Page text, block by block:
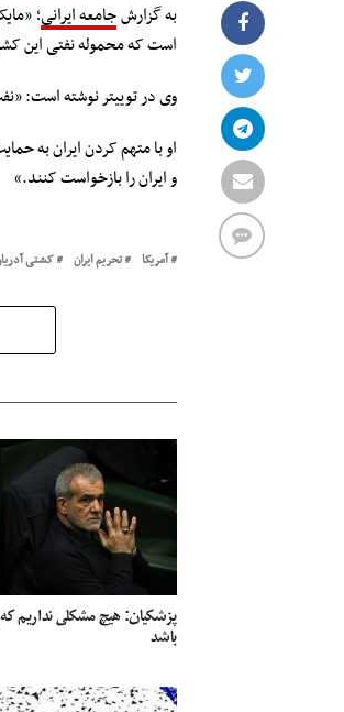
به گزارشجامعه ایرانی
است که محموله نفتی این
وی در توییتر نوشته است: «نفت آدریان دریا ۱ در سوریه تخلیه شد. این ثابت می‌کند که
او با متهم کردن ایران به
و ایران را بازخواست کنند.»
آمریکا تحریم ایران کشتی
پزشکیان: هیچ مشکلی نداریم
باشد